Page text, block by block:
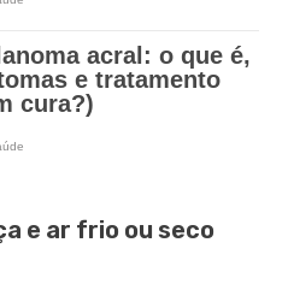
e ar frio ou seco